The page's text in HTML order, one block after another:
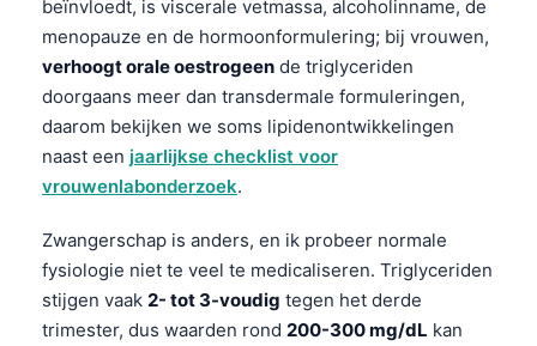
beïnvloedt, is viscerale vetmassa, alcoholinname, de
menopauze en de hormoonformulering; bij vrouwen,
verhoogt orale oestrogeen de triglyceriden
doorgaans meer dan transdermale formuleringen,
daarom bekijken we soms lipidenontwikkelingen
naast een jaarlijkse checklist voor
vrouwenlabonderzoek.
Zwangerschap is anders, en ik probeer normale
fysiologie niet te veel te medicaliseren. Triglyceriden
stijgen vaak 2- tot 3-voudig tegen het derde
trimester, dus waarden rond 200-300 mg/dL kan